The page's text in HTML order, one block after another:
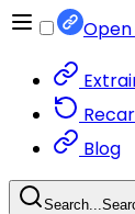
Open
Blog
Search...